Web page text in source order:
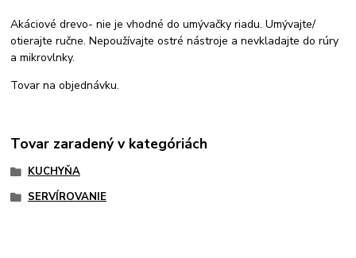
Akáciové drevo- nie je vhodné do umývačky riadu. Umývajte/
otierajte ručne. Nepoužívajte ostré nástroje a nevkladajte do rúry
a mikrovlnky.
Tovar na objednávku.
Tovar zaradený v kategóriách
KUCHYŇA
SERVÍROVANIE